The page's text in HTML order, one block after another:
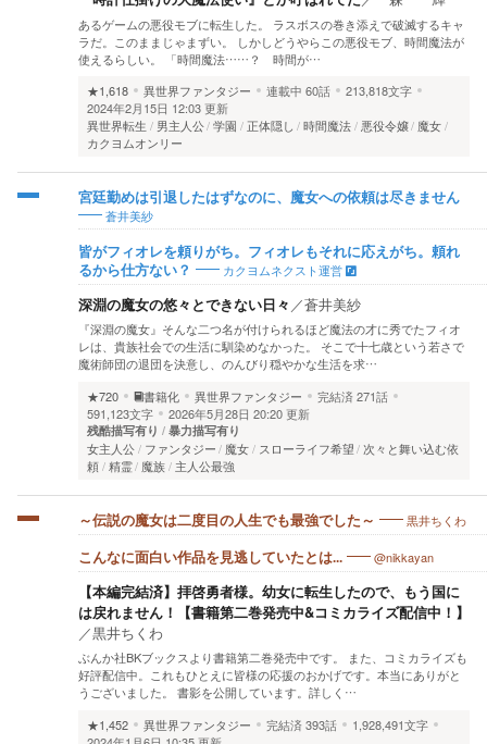
あるゲームの悪役モブに転生した。 ラスボスの巻き添えで破滅するキャ
ラだ。このままじゃまずい。 しかしどうやらこの悪役モブ、時間魔法が
使えるらしい。 「時間魔法……？ 時間が…
★1,618
異世界ファンタジー 連載中 60話
213,818文字
2024年2月15日 12:03 更新
異世界転生
男主人公 学園 正体隠し 時間魔法 悪役令嬢 魔女
カクヨムオンリー
宮廷勤めは引退したはずなのに、魔女への依頼は尽きません
蒼井美紗
皆がフィオレを頼りがち。フィオレもそれに応えがち。頼れ
るから仕方ない？
カクヨムネクスト運営
深淵の魔女の悠々とできない日々 ／蒼井美紗
『深淵の魔女』そんな二つ名が付けられるほど魔法の才に秀でたフィオ
レは、貴族社会での生活に馴染めなかった。 そこで十七歳という若さで
魔術師団の退団を決意し、のんびり穏やかな生活を求…
★720
書籍化 異世界ファンタジー 完結済 271話
591,123文字
2026年5月28日 20:20 更新
残酷描写有り 暴力描写有り
女主人公 ファンタジー 魔女 スローライフ希望 次々と舞い込む依
頼 精霊 魔族 主人公最強
～伝説の魔女は二度目の人生でも最強でした～ 黒井ちくわ
こんなに面白い作品を見逃していたとは... @nikkayan
【本編完結済】拝啓勇者様。幼女に転生したので、もう国に
は戻れません！【書籍第二巻発売中&コミカライズ配信中！】
／黒井ちくわ
ぶんか社BKブックスより書籍第二巻発売中です。 また、コミカライズも
好評配信中。これもひとえに皆様の応援のおかげです。本当にありがと
うございました。 書影を公開しています。詳しく…
★1,452
異世界ファンタジー 完結済393話
1,928,491文字